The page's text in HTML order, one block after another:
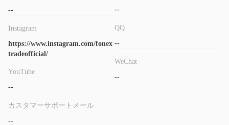
オンラインブローカー口座を開設することは、投資を始めるため
すべてのブローカーには利点と欠点があります。規制上の障壁は
通常、最大の欠点です。Fonex Tradeの規制状況は疑わしいクロ
ーンであり、投資家にとって大きな障壁となる可能性がありま
す。
--
Instagram
https://www.instagram.com/fonex
tradeofficial/
YouTube
--
--
QQ
--
WeChat
--
カスタマーサポートメール
--